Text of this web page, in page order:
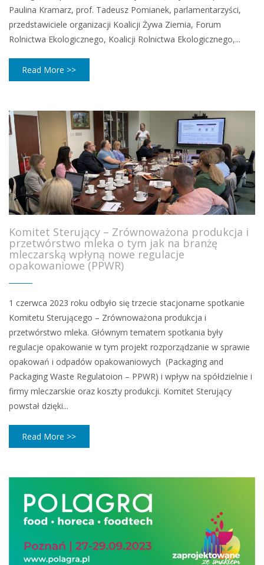
Paulina Kramarz, prof. Tadeusz Pomianek, parlamentarzyści,
przedstawiciele organizacji Koalicji Żywa Ziemia, Forum
Rolnictwa Ekologicznego, Koalicji Rolnictwa Ekologicznego,...
Read More >>
Komitet Sterujący – Zrównoważona produkcja i
przetwórstwo mleka o tym jak na branżę
mleczarską wpłyną nowe regulacje
opakowaniowe (PPWR)
1 czerwca 2023 roku odbyło się trzecie stacjonarne spotkanie
Komitetu Sterującego – Zrównoważona produkcja i
przetwórstwo mleka. Głównym tematem spotkania były
regulacje opakowanie w tym projekt rozporządzanie w sprawie
opakowań i odpadów opakowaniowych (Packaging and
Packaging Waste Regulatoion – PPWR) i wpływ na spółdzielnie i
firmy mleczarskie oraz koszty produkcji. Komitet Sterujący
powstał dzięki...
Read More >>